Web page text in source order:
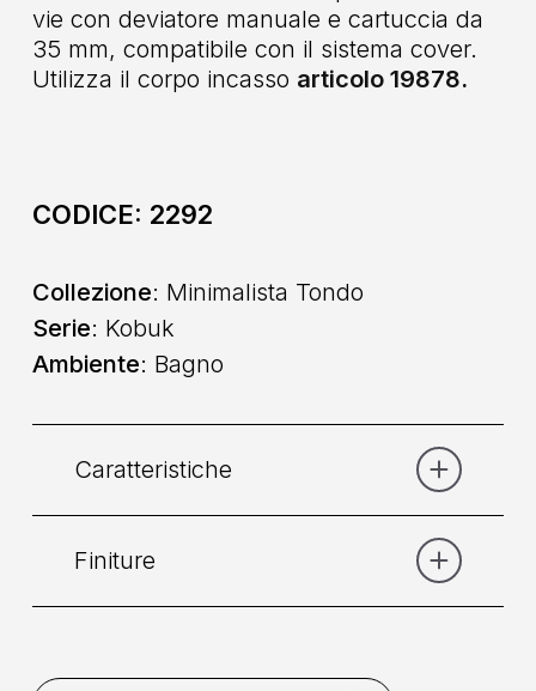
vie con deviatore manuale e cartuccia da
35 mm, compatibile con il sistema cover.
Utilizza il corpo incasso articolo 19878.
CODICE: 2292
Collezione: Minimalista Tondo
Serie: Kobuk
Ambiente: Bagno
Caratteristiche
Finiture
Bianco Opaco Bronzo
Bronzo